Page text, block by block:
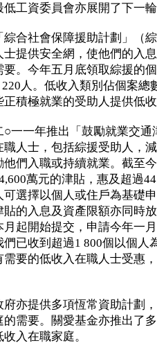
低工資委員會亦展開了下一
社會保障援助計劃」（綜
士提供安全網，使他們的入
。今年五月底領取綜援的
人。低收入類別佔個案總
正積極就業的受助人提供低
一年推出「鼓勵就業交通
職人士，包括綜援受助人，
他們入職或持續就業。截至
萬元的津貼，惠及超過
可選擇以個人或住戶為基礎
貼的入息及資產限額亦同時
月起開始提交，申請今年一
們已收到超過1 800個以個人
需要的低收入在職人士受惠
提供多項恆常資助計劃，
的需要。關愛基金亦推出了
入在職家庭。